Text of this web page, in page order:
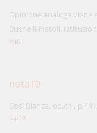
Opinione analoga viene
Busnelli-Natoli,
top9
nota10
Così Bianca, op.cit.,
top10